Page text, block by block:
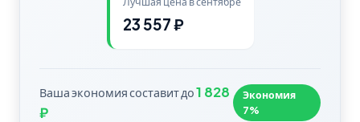
23 557 ₽
Ваша экономия составит до1 828
₽
Экономия
7%